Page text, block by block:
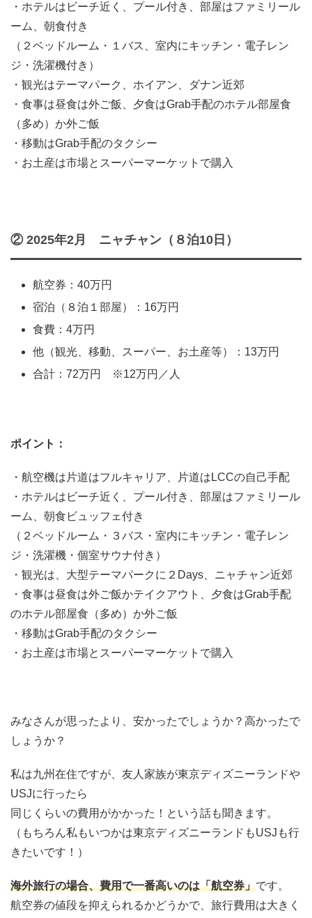
・ホテルはビーチ近く、プール付き、部屋はファミリール
ーム、朝食付き
（２ベッドルーム・１バス、室内にキッチン・電子レン
ジ・洗濯機付き）
・観光はテーマパーク、ホイアン、ダナン近郊
・食事は昼食は外ご飯、夕食はGrab手配のホテル部屋食
（多め）か外ご飯
・移動はGrab手配のタクシー
・お土産は市場とスーパーマーケットで購入
② 2025年2月 ニャチャン（８泊10日）
航空券：40万円
宿泊（８泊１部屋）：16万円
食費：4万円
他（観光、移動、スーパー、お土産等）：13万円
合計：72万円 ※12万円／人
ポイント：
・航空機は片道はフルキャリア、片道はLCCの自己手配
・ホテルはビーチ近く、プール付き、部屋はファミリール
ーム、朝食ビュッフェ付き
（２ベッドルーム・３バス・室内にキッチン・電子レン
ジ・洗濯機・個室サウナ付き）
・観光は、大型テーマパークに２Days、ニャチャン近郊
・食事は昼食は外ご飯かテイクアウト、夕食はGrab手配
のホテル部屋食（多め）か外ご飯
・移動はGrab手配のタクシー
・お土産は市場とスーパーマーケットで購入
みなさんが思ったより、安かったでしょうか？高かったで
しょうか？
私は九州在住ですが、友人家族が東京ディズニーランドや
USJに行ったら
同じくらいの費用がかかった！という話も聞きます。
（もちろん私もいつかは東京ディズニーランドもUSJも行
きたいです！）
海外旅行の場合、費用で一番高いのは「航空券」です。
航空券の値段を抑えられるかどうかで、旅行費用は大きく